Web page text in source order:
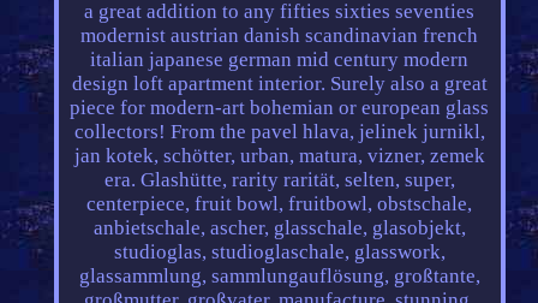
a great addition to any fifties sixties seventies
modernist austrian danish scandinavian french
italian japanese german mid century modern
design loft apartment interior. Surely also a great
piece for modern-art bohemian or european glass
collectors! From the pavel hlava, jelinek jurnikl,
jan kotek, schötter, urban, matura, vizner, zemek
era. Glashütte, rarity rarität, selten, super,
centerpiece, fruit bowl, fruitbowl, obstschale,
anbietschale, ascher, glasschale, glasobjekt,
studioglas, studioglaschale, glasswork,
glassammlung, sammlungauflösung, großtante,